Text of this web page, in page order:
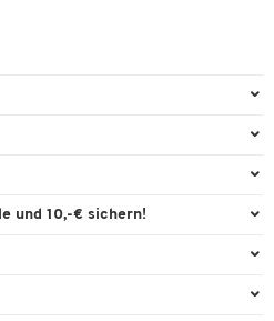
und 10,-€ sichern!